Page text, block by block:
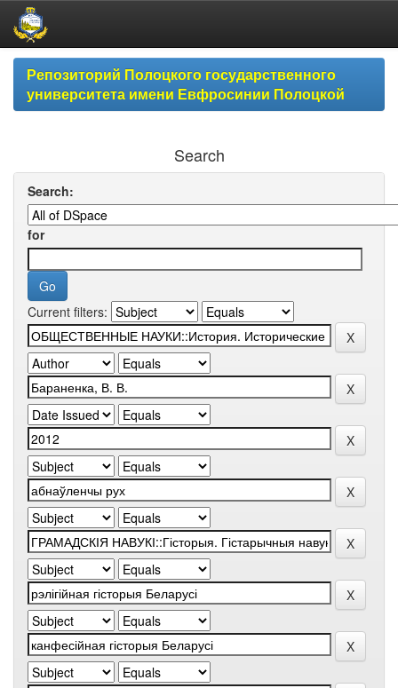
Skip
navigationРепозиторий Полоцкого государственного
университета имени Евфросинии Полоцкой
Search
Search:
for
Current filters: